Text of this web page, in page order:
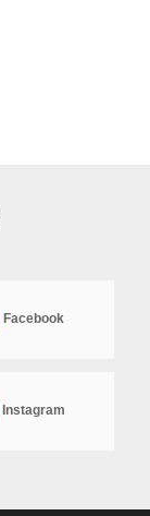
Facebook
Instagram